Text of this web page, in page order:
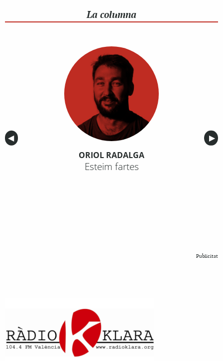
La columna
Anterior
◀︎ ▶︎
ORIOL RADALGA
Esteim fartes
Publicitat